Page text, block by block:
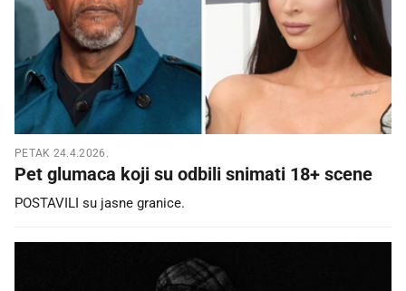
PETAK 24.4.2026.
Pet glumaca koji su odbili snimati 18+ scene
POSTAVILI su jasne granice.